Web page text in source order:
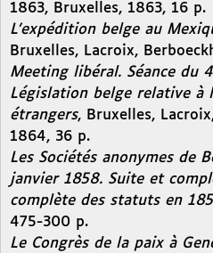
1863, Bruxelles, 1863, 16 p.
L’expédition belge au
Bruxelles, Lacroix,
Meeting libéral. Séance du
Législation belge relative à
étrangers, Bruxelles,
1864, 36 p.
Les Sociétés anonymes de
janvier 1858. Suite et
complète des statuts en
475-300 p.
Le Congrès de la paix à